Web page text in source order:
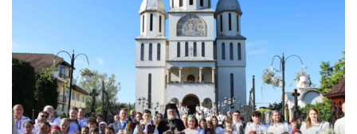
POLITIC
LIFE